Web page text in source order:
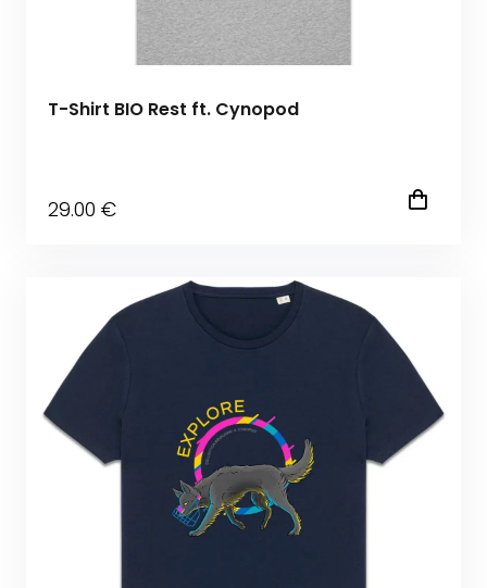
T-Shirt BIO Rest ft. Cynopod
29.00 €